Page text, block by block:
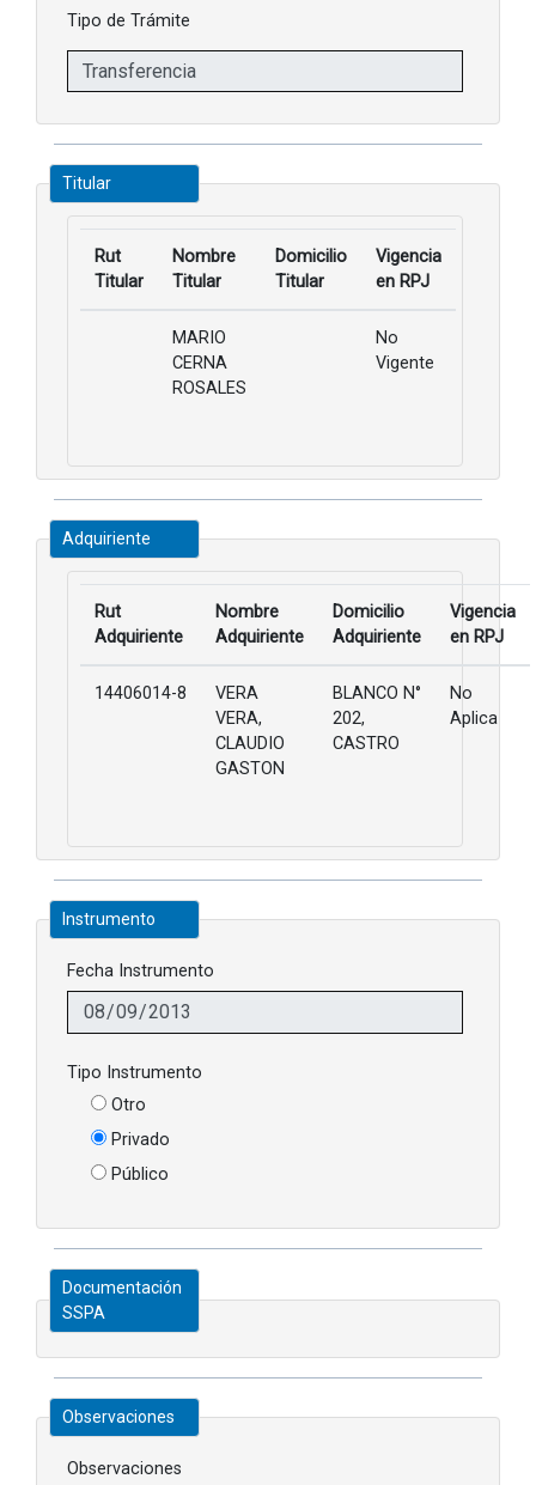
Tipo de Trámite
Titular
Rut
Titular
Nombre
Titular
Domicilio
Titular
Vigencia
en RPJ
MARIO
CERNA
ROSALES
No
Vigente
Adquiriente
Rut
Adquiriente
Nombre
Adquiriente
Domicilio
Adquiriente
Vigencia
en RPJ
14406014-8
VERA
VERA,
CLAUDIO
GASTON
BLANCO N°
202,
CASTRO
No
Aplica
Instrumento
Fecha Instrumento
Tipo Instrumento
Otro
Privado
Público
Documentación
SSPA
Observaciones
Observaciones